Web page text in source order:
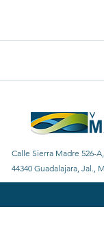
Calle Sierra Madre 526-
44340 Guadalajara, Jal.,